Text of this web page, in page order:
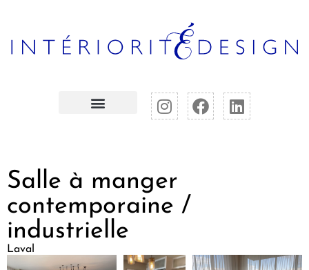
Salle à manger
contemporaine /
industrielle
Laval